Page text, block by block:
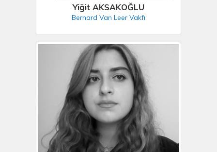
Yiğit AKSAKOĞLU
Bernard Van Leer Vakfı